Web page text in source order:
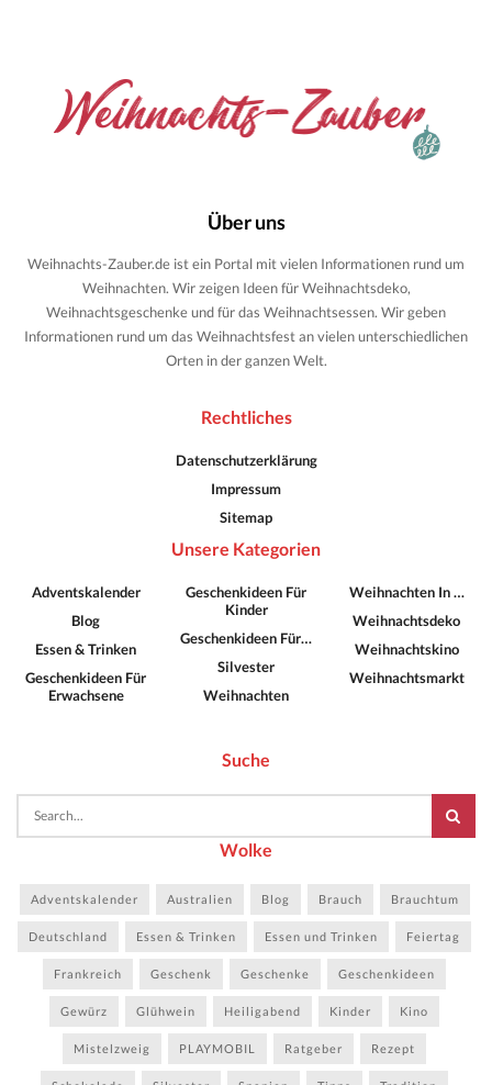
Über uns
Weihnachts-Zauber.de ist ein Portal mit vielen Informationen rund um
Weihnachten. Wir zeigen Ideen für Weihnachtsdeko,
Weihnachtsgeschenke und für das Weihnachtsessen. Wir geben
Informationen rund um das Weihnachtsfest an vielen unterschiedlichen
Orten in der ganzen Welt.
Rechtliches
Datenschutzerklärung
Impressum
Sitemap
Unsere Kategorien
Adventskalender
Blog
Essen & Trinken
Geschenkideen Für
Erwachsene
Geschenkideen Für
Kinder
Geschenkideen Für…
Silvester
Weihnachten
Weihnachten In …
Weihnachtsdeko
Weihnachtskino
Weihnachtsmarkt
Suche
Wolke
Adventskalender Australien Blog Brauch Brauchtum
Deutschland Essen & Trinken Essen und Trinken Feiertag
Frankreich Geschenk Geschenke Geschenkideen
Gewürz Glühwein Heiligabend Kinder Kino
Mistelzweig PLAYMOBIL Ratgeber Rezept